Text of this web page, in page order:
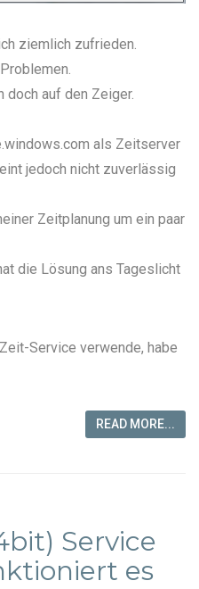
ziemlich zufrieden.
Problemen.
doch auf den Zeiger.
als Zeitserver
jedoch nicht zuverlässig
Zeitplanung um ein paar
die Lösung ans Tageslicht
Service verwende, habe
READ MORE...
Service
es